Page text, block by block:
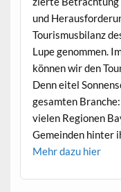
und
Touris­mus­bi­lanz
Lupe genom­men.
kön­nen wir den
Denn eit­el
gesamten
vie­len Regio­nen
Gemein­den hin­ter
Mehr dazu hier